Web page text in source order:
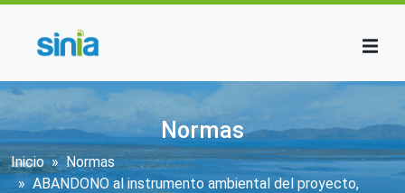
Normas
Sobrescribir enlaces de ayuda a la
Inicio
Normas
ABANDONO al instrumento ambiental del proyecto,